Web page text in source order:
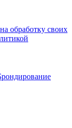
обработку своих